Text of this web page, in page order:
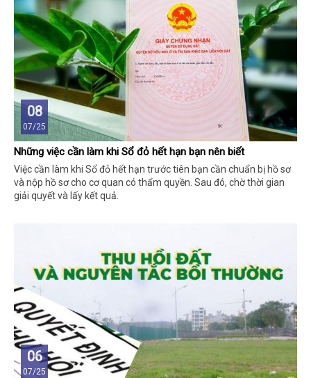
08
07/25
Những việc cần làm khi Sổ đỏ hết hạn bạn nên biết
Việc cần làm khi Sổ đỏ hết hạn trước tiên bạn cần chuẩn bị hồ sơ
và nộp hồ sơ cho cơ quan có thẩm quyền. Sau đó, chờ thời gian
giải quyết và lấy kết quả.
06
07/25